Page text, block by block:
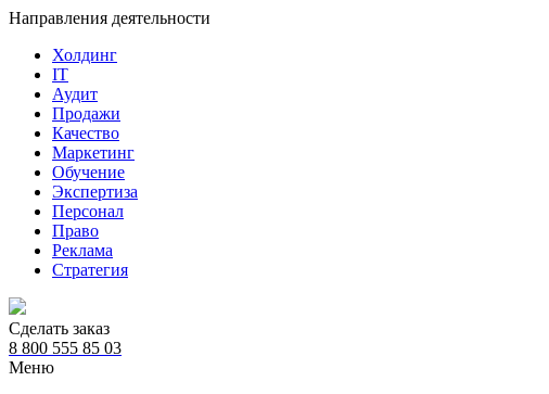
Направления деятельности
Холдинг
IT
Аудит
Продажи
Качество
Маркетинг
Обучение
Экспертиза
Персонал
Право
Реклама
Стратегия
Сделать заказ
8 800 555 85 03
Меню